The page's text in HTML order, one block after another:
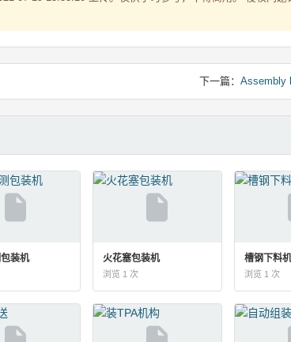
下一篇： Assembly
装机 火花塞包装机
浏览 1 次
槽钢下料机
浏览 1 次